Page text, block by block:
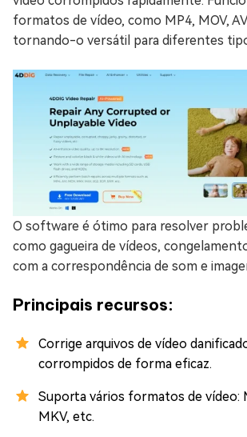
formatos de vídeo, como MP4, MOV,
tornando-o versátil para diferentes
O software é ótimo para resolver
como gagueira de vídeos,
com a correspondência de som e
Principais recursos:
Corrige arquivos de vídeo
corrompidos de forma eficaz.
Suporta vários formatos de vídeo:
MKV, etc.